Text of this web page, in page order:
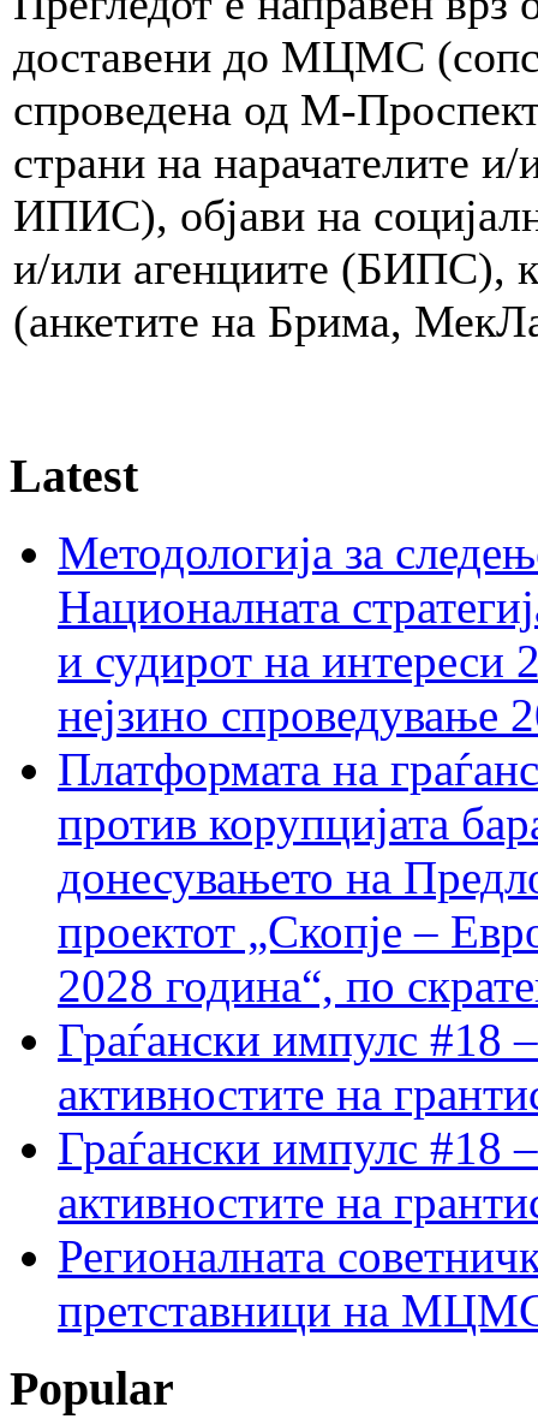
доставени до МЦМС
спроведена од М-
страни на нарачателите
ИПИС), објави на
и/или агенциите (БИПС),
(анкетите на Брима,
Latest
Методологија за
Националната
и судирот на интереси
нејзино спроведување
Платформата на
против корупцијата
донесувањето на
проектот „Скопје –
2028 година“, по
Граѓански импулс #18
активностите на
Граѓански импулс #18
активностите на
Регионалната
претставници на МЦМС
Popular